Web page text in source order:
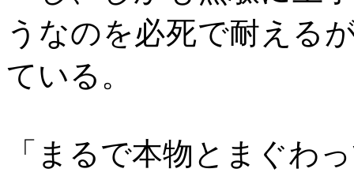
うなのを必死で耐える
ている。
「まるで本物とまぐわ